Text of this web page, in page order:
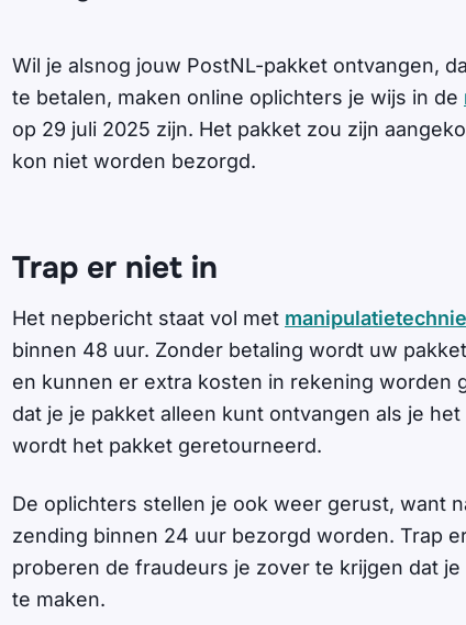
Wil je alsnog jouw PostNL-pakket ontvangen,
te betalen, maken online oplichters je wijs in de
op 29 juli 2025 zijn. Het pakket zou zijn
kon niet worden bezorgd.
Trap er niet in
Het nepbericht staat vol met
binnen 48 uur. Zonder betaling wordt uw
en kunnen er extra kosten in rekening worden
dat je je pakket alleen kunt ontvangen als je
wordt het pakket geretourneerd.
De oplichters stellen je ook weer gerust, want
zending binnen 24 uur bezorgd worden. Trap
proberen de fraudeurs je zover te krijgen dat je
te maken.